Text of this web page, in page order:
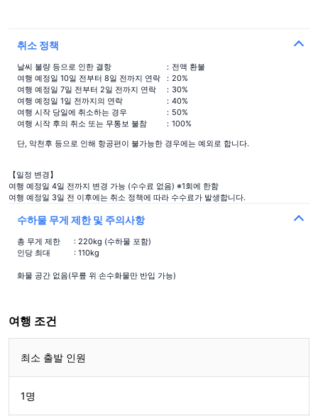
취소 정책
날씨 불량 등으로 인한 결항
：전액 환불
여행 예정일 10일 전부터 8일 전까지 연락
：20%
여행 예정일 7일 전부터 2일 전까지 연락
：30%
여행 예정일 1일 전까지의 연락
：40%
여행 시작 당일에 취소하는 경우
：50%
여행 시작 후의 취소 또는 무통보 불참
：100%
단, 악천후 등으로 인해 항공편이 불가능한 경우에는 예외로 합니다.
【일정 변경】
여행 예정일 4일 전까지 변경 가능 (수수료 없음) ※1회에 한함
여행 예정일 3일 전 이후에는 취소 정책에 따라 수수료가 발생합니다.
수하물 무게 제한 및 주의사항
총 무게 제한
: 220kg (수하물 포함)
인당 최대
: 110kg
화물 공간 없음(무릎 위 손수화물만 반입 가능)
여행 조건
최소 출발 인원
1명